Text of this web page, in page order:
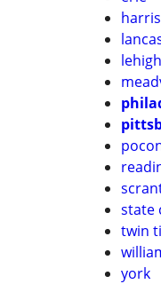
state
twin
york